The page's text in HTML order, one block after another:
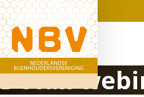
Detail